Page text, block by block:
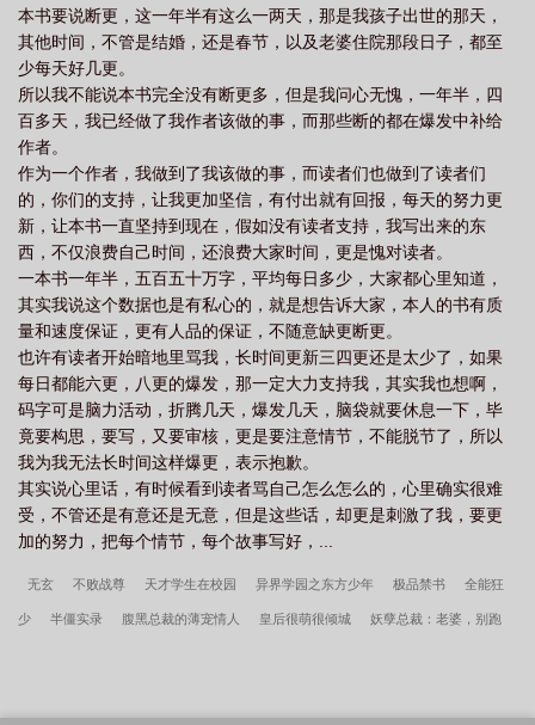
本书要说断更，这一年半有这么一两天，那是我孩子出世的那天，
其他时间，不管是结婚，还是春节，以及老婆住院那段日子，都至
少每天好几更。
所以我不能说本书完全没有断更多，但是我问心无愧，一年半，四
百多天，我已经做了我作者该做的事，而那些断的都在爆发中补给
作者。
作为一个作者，我做到了我该做的事，而读者们也做到了读者们
的，你们的支持，让我更加坚信，有付出就有回报，每天的努力更
新，让本书一直坚持到现在，假如没有读者支持，我写出来的东
西，不仅浪费自己时间，还浪费大家时间，更是愧对读者。
一本书一年半，五百五十万字，平均每日多少，大家都心里知道，
其实我说这个数据也是有私心的，就是想告诉大家，本人的书有质
量和速度保证，更有人品的保证，不随意缺更断更。
也许有读者开始暗地里骂我，长时间更新三四更还是太少了，如果
每日都能六更，八更的爆发，那一定大力支持我，其实我也想啊，
码字可是脑力活动，折腾几天，爆发几天，脑袋就要休息一下，毕
竟要构思，要写，又要审核，更是要注意情节，不能脱节了，所以
我为我无法长时间这样爆更，表示抱歉。
其实说心里话，有时候看到读者骂自己怎么怎么的，心里确实很难
受，不管还是有意还是无意，但是这些话，却更是刺激了我，要更
加的努力，把每个情节，每个故事写好，...
无玄 不败战尊 天才学生在校园 异界学园之东方少年 极品禁书 全能狂
少 半僵实录 腹黑总裁的薄宠情人 皇后很萌很倾城 妖孽总裁：老婆，别跑